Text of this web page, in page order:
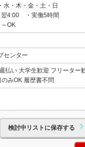
水・木・金・土・日
翌4:00 ・実働5時間
～OK
センター
払い 大学生歓迎 フリーター
のみOK 履歴書不問
検討中リストに保存する